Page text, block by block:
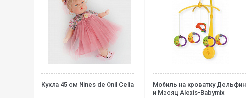
Кукла 45 см Nines de Onil Celia
Мобиль на кроватку Дельфин
и Месяц Alexis-Babymix